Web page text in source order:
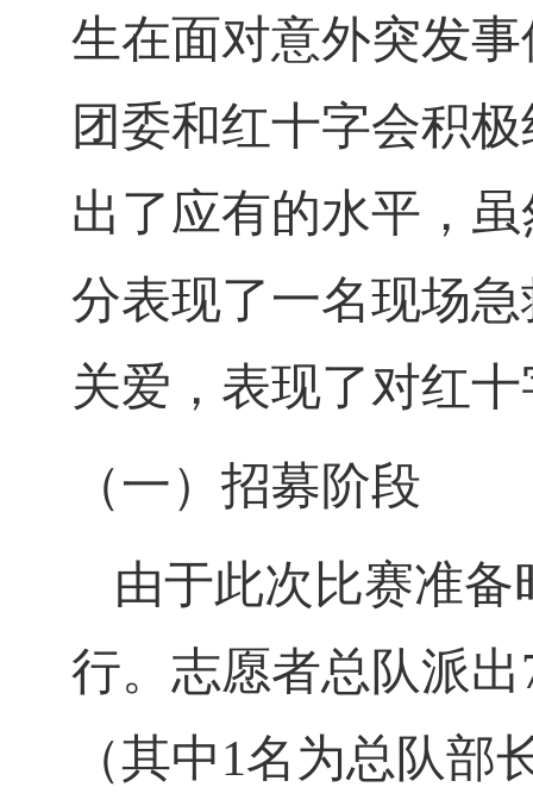
生在面对意外突发
团委和红十字会积
出了应有的水平，
分表现了一名现场
关爱，表现了对红
（一）招募阶段
由于此次比赛准
行。志愿者总队派出
（其中1名为总队部